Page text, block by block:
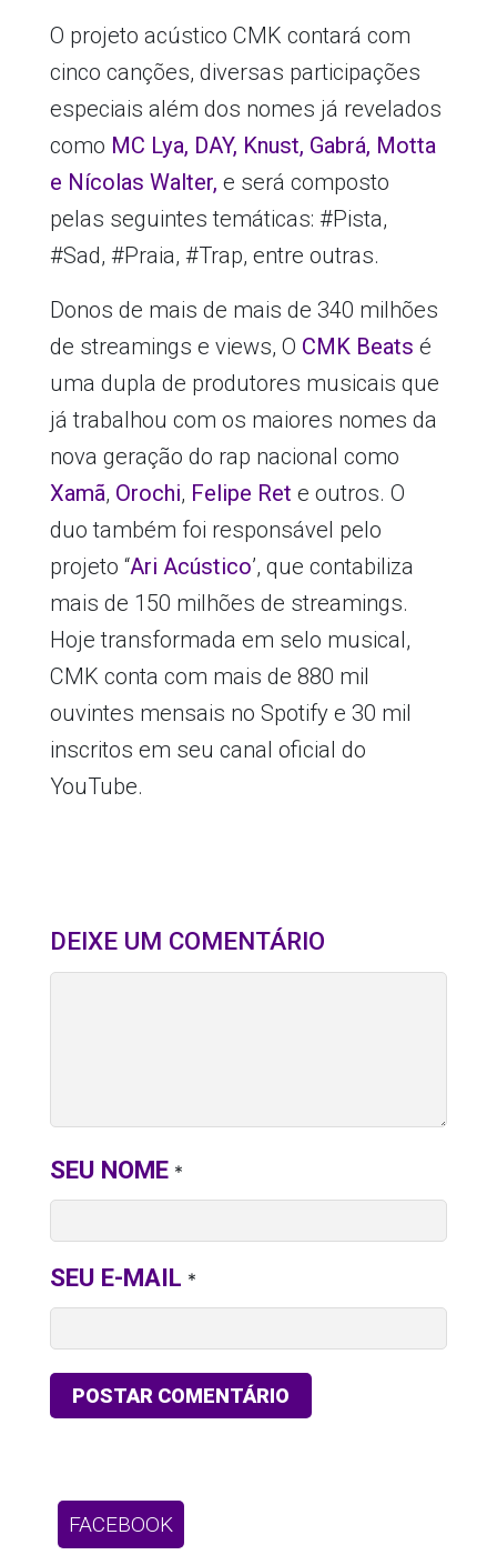
O projeto acústico CMK contará com
cinco canções, diversas participações
especiais além dos nomes já revelados
como MC Lya, DAY, Knust, Gabrá, Motta
e Nícolas Walter, e será composto
pelas seguintes temáticas: #Pista,
#Sad, #Praia, #Trap, entre outras.
Donos de mais de mais de 340 milhões
de streamings e views, O CMK Beats é
uma dupla de produtores musicais que
já trabalhou com os maiores nomes da
nova geração do rap nacional como
Xamã, Orochi, Felipe Ret e outros. O
duo também foi responsável pelo
projeto “Ari Acústico’, que contabiliza
mais de 150 milhões de streamings.
Hoje transformada em selo musical,
CMK conta com mais de 880 mil
ouvintes mensais no Spotify e 30 mil
inscritos em seu canal oficial do
YouTube.
DEIXE UM COMENTÁRIO
SEU NOME *
SEU E-MAIL *
FACEBOOK